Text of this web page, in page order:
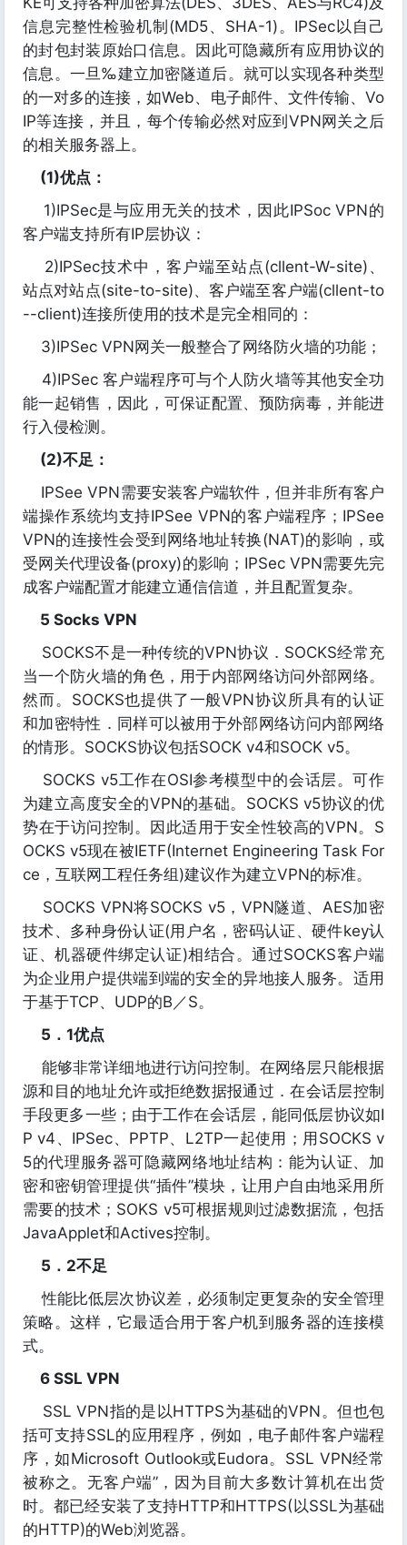
信息完整性检验机制(MD5、SHA-1)。IPSec以自己
的封包封装原始口信息。因此可隐藏所有应用协议的
信息。一旦‰建立加密隧道后。就可以实现各种类型
的一对多的连接，如Web、电子邮件、文件传输、Vo
IP等连接，并且，每个传输必然对应到VPN网关之后
的相关服务器上。
(1)优点：
1)IPSec是与应用无关的技术，因此IPSoc VPN的
客户端支持所有IP层协议：
2)IPSec技术中，客户端至站点(cllent-W-site)、
站点对站点(site-to-site)、客户端至客户端(cllent-to
--client)连接所使用的技术是完全相同的：
3)IPSec VPN网关一般整合了网络防火墙的功能；
4)IPSec 客户端程序可与个人防火墙等其他安全功
能一起销售，因此，可保证配置、预防病毒，并能进
行入侵检测。
(2)不足：
IPSee VPN需要安装客户端软件，但并非所有客户
端操作系统均支持IPSee VPN的客户端程序；IPSee
VPN的连接性会受到网络地址转换(NAT)的影响，或
受网关代理设备(proxy)的影响；IPSec VPN需要先完
成客户端配置才能建立通信信道，并且配置复杂。
5 Socks VPN
SOCKS不是一种传统的VPN协议．SOCKS经常充
当一个防火墙的角色，用于内部网络访问外部网络。
然而。SOCKS也提供了一般VPN协议所具有的认证
和加密特性．同样可以被用于外部网络访问内部网络
的情形。SOCKS协议包括SOCK v4和SOCK v5。
SOCKS v5工作在OSI参考模型中的会话层。可作
为建立高度安全的VPN的基础。SOCKS v5协议的优
势在于访问控制。因此适用于安全性较高的VPN。S
OCKS v5现在被IETF(Internet Engineering Task For
ce，互联网工程任务组)建议作为建立VPN的标准。
SOCKS VPN将SOCKS v5，VPN隧道、AES加密
技术、多种身份认证(用户名，密码认证、硬件key认
证、机器硬件绑定认证)相结合。通过SOCKS客户端
为企业用户提供端到端的安全的异地接人服务。适用
于基于TCP、UDP的B／S。
5．1优点
能够非常详细地进行访问控制。在网络层只能根据
源和目的地址允许或拒绝数据报通过．在会话层控制
手段更多一些；由于工作在会话层，能同低层协议如I
P v4、IPSec、PPTP、L2TP一起使用；用SOCKS v
5的代理服务器可隐藏网络地址结构：能为认证、加
密和密钥管理提供“插件”模块，让用户自由地采用所
需要的技术；SOKS v5可根据规则过滤数据流，包括
JavaApplet和Actives控制。
5．2不足
性能比低层次协议差，必须制定更复杂的安全管理
策略。这样，它最适合用于客户机到服务器的连接模
式。
6 SSL VPN
SSL VPN指的是以HTTPS为基础的VPN。但也包
括可支持SSL的应用程序，例如，电子邮件客户端程
序，如Microsoft Outlook或Eudora。SSL VPN经常
被称之。无客户端”，因为目前大多数计算机在出货
时。都已经安装了支持HTTP和HTTPS(以SSL为基础
的HTTP)的Web浏览器。